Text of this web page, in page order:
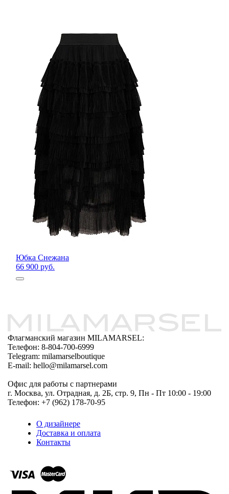
Юбка Снежана
66 900 руб.
Флагманский магазин MILAMARSEL:
Телефон: 8-804-700-6999
Telegram: milamarselboutique
E-mail: hello@milamarsel.com
Офис для работы с партнерами
г. Москва, ул. Отрадная, д. 2Б, стр. 9, Пн - Пт 10:00 - 19:00
Телефон: +7 (962) 178-70-95
О дизайнере
Доставка и оплата
Контакты